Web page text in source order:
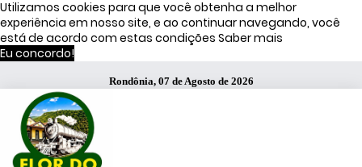
Utilizamos cookies para que você obtenha a melhor
experiência em nosso site, e ao continuar navegando, você
está de acordo com estas condições Saber mais
Eu concordo!
Rondônia, 07 de Agosto de 2026